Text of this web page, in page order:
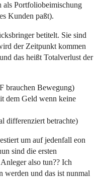
als Portfoliobeimischung
Kunden paßt).
betitelt. Sie sind
der Zeitpunkt kommen
das heißt Totalverlust der
brauchen Bewegung)
dem Geld wenn keine
differenziert betrachte)
um auf jedenfall eon
sind die ersten
also tun?? Ich
werden und das ist nunmal